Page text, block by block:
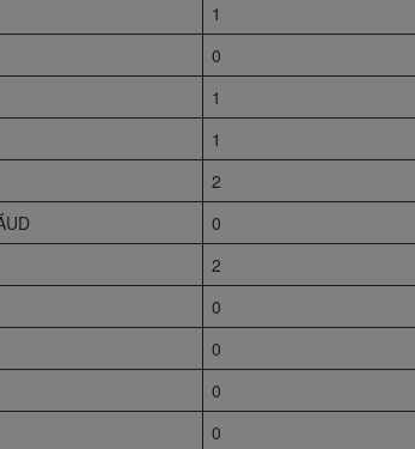
1
0
1
1
2
0
2
0
0
0
0